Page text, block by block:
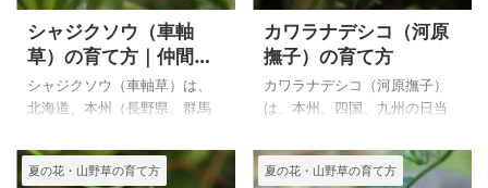
れを見に行きましたが、とて
も見事でした。下に写真を載
せています。 上のホテイアオ
イ（布袋葵）は、自宅で２０
１４年９月８日に撮影したも
と育て方 ホテイアオイ（布袋
葵） ２０１４年９月８日
で、知名度も低いようです
が、自生しているところも少
ないのでしょうからいつまで
も絶えないことを願っていま
す。 上のテバコマンテマは２
前年に種から育てた花です。
テバコマンテマの特徴と育て
シャジクソウ（車軸
草）の育て方｜仲間の
ムラサキツメクサの特
徴
シャジクソウ（車軸草）は、
北海道、本州（長野県、群馬
原や、海岸岩上に生える高さ
１５～５０cmのマメ科の多年
カワラナデシコ（河原
撫子）の育て方
カワラナデシコ（河原撫子）
は、本州、四国、九州の日当
生える多年草です。 カワラナ
デシコの基本種はエゾカワラ
夏の花・山野草の育て方 夏の花・山野草の育て方